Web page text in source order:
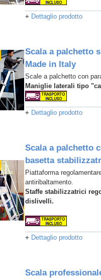
+ Dettaglio prodotto
Scala a palchetto
Made in Italy
Scale a palchetto con
Maniglie laterali tipo
+ Dettaglio prodotto
Scala a palchetto
basetta
Piattaforma
antiribaltamento.
Staffe stabilizzatrici
dislivelli.
+ Dettaglio prodotto
Scala